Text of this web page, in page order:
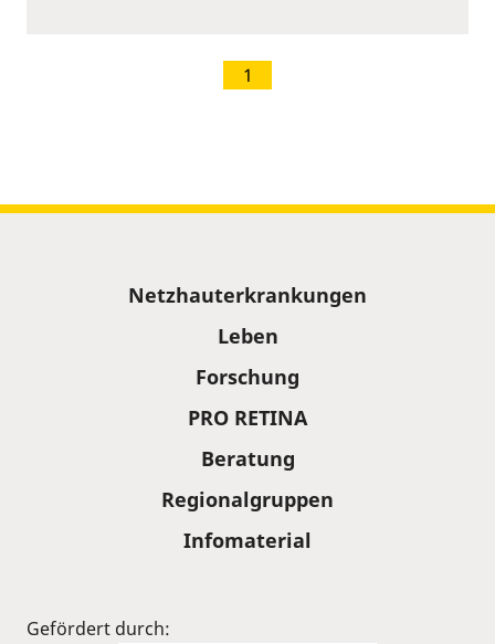
1
Netzhauterkrankungen
Leben
Forschung
PRO RETINA
Beratung
Regionalgruppen
Infomaterial
Gefördert durch: